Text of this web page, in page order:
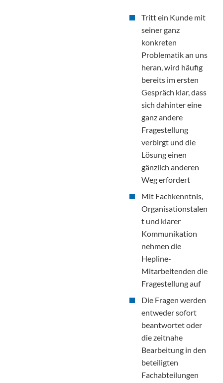
Tritt ein Kunde mit
seiner ganz
konkreten
Problematik an uns
heran, wird häufig
bereits im ersten
Gespräch klar, dass
sich dahinter eine
ganz andere
Fragestellung
verbirgt und die
Lösung einen
gänzlich anderen
Weg erfordert
Mit Fachkenntnis,
Organisationstalen
t und klarer
Kommunikation
nehmen die
Hepline-
Mitarbeitenden die
Fragestellung auf
Die Fragen werden
entweder sofort
beantwortet oder
die zeitnahe
Bearbeitung in den
beteiligten
Fachabteilungen